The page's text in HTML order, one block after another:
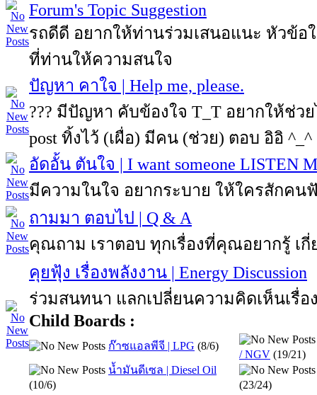
Forum's Topic Suggestion
รถดีดี อยากให้ท่านร่วมเสนอแนะ หัวข้อ
ที่ท่านให้ความสนใจ
ปัญหา คาใจ | Help me, please.
??? มีปัญหา คับข้องใจ T_T อยากให้ช่ว
post ทิ้งไว้ (เผื่อ) มีคน (ช่วย) ตอบ อิอิ ^_^
อัดอั้น ตันใจ | I want someone LISTEN
มีความในใจ อยากระบาย ให้ใครสักคน
ถามมา ตอบไป | Q & A
คุณถาม เราตอบ ทุกเรื่องที่คุณอยากรู้ เกี่
คุยฟุ้ง เรื่องพลังงาน | Energy Discussion
ร่วมสนทนา แลกเปลี่ยนความคิดเห็นเรื่อ
Child Boards :
ก๊าซแอลพีจี | LPG (8/6)
/ NGV (19/21)
น้ำมันดีเซล | Diesel Oil
(10/6)
(23/24)